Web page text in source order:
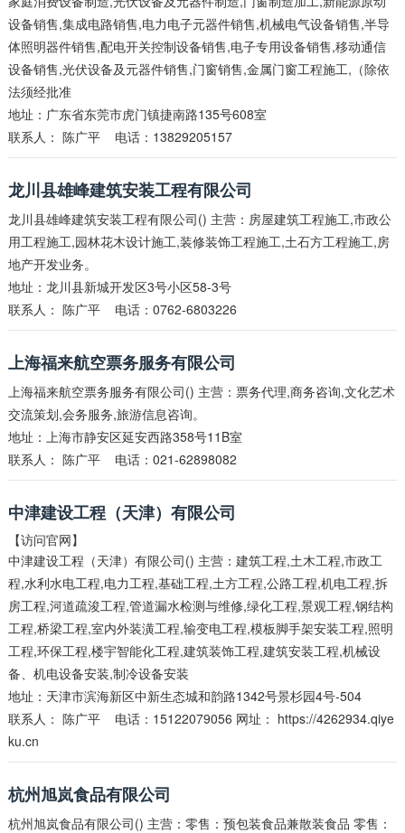
设备销售,集成电路销售,电力电子元器件销售,机械电气设备销售,半导
体照明器件销售,配电开关控制设备销售,电子专用设备销售,移动通信
设备销售,光伏设备及元器件销售,门窗销售,金属门窗工程施工,（除依
法须经批准
地址：广东省东莞市虎门镇捷南路135号608室
联系人： 陈广平电话：13829205157
龙川县雄峰建筑安装工程有限公司
龙川县雄峰建筑安装工程有限公司() 主营：房屋建筑工程施工,市政公
用工程施工,园林花木设计施工,装修装饰工程施工,土石方工程施工,房
地产开发业务。
地址：龙川县新城开发区3号小区58-3号
联系人： 陈广平电话：0762-6803226
上海福来航空票务服务有限公司
上海福来航空票务服务有限公司() 主营：票务代理,商务咨询,文化艺术
交流策划,会务服务,旅游信息咨询。
地址：上海市静安区延安西路358号11B室
联系人： 陈广平电话：021-62898082
中津建设工程（天津）有限公司
【访问官网】
中津建设工程（天津）有限公司() 主营：建筑工程,土木工程,市政工
程,水利水电工程,电力工程,基础工程,土方工程,公路工程,机电工程,拆
房工程,河道疏浚工程,管道漏水检测与维修,绿化工程,景观工程,钢结构
工程,桥梁工程,室内外装潢工程,输变电工程,模板脚手架安装工程,照明
工程,环保工程,楼宇智能化工程,建筑装饰工程,建筑安装工程,机械设
备、机电设备安装,制冷设备安装
地址：天津市滨海新区中新生态城和韵路1342号景杉园4号-504
联系人： 陈广平电话：15122079056 网址： https://4262934.qiye
ku.cn
杭州旭岚食品有限公司
杭州旭岚食品有限公司() 主营：零售：预包装食品兼散装食品 零售：